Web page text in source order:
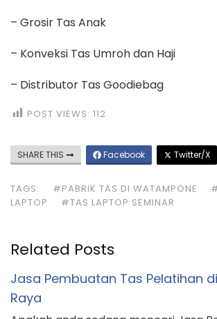
– Grosir Tas Anak
– Konveksi Tas Umroh dan Haji
– Distributor Tas Goodiebag
POST VIEWS: 112
SHARE THIS Facebook Twitter/X
TAGS: #PABRIK TAS DI WATAMPONE
LAPTOP
#TAS LAPTOP SEMINAR
Related Posts
Jasa Pembuatan Tas Pelatihan
Raya